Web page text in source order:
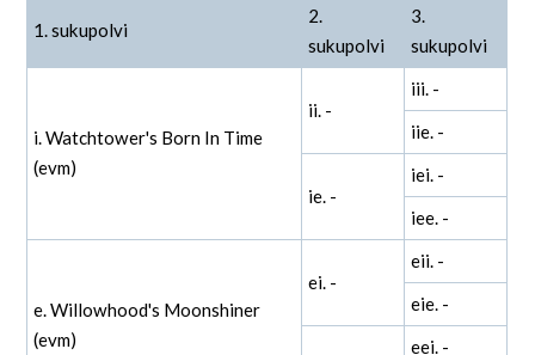
1. sukupolvi
2.
sukupolvi
3.
sukupolvi
i. Watchtower's Born In Time
(evm)
ii. -
iii. -
iie. -
ie. -
iei. -
iee. -
e. Willowhood's Moonshiner
(evm)
ei. -
eii. -
eie. -
eei. -